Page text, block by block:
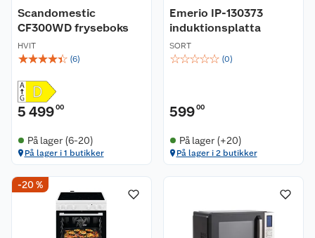
Scandomestic
CF300WD fryseboks
HVIT
☆☆☆☆☆ (6)
5 49900
På lager (6-20)
På lager i 1 butikker
Emerio IP-130373
induktionsplatta
SORT
☆☆☆☆☆ (0)
59900
På lager (+20)
På lager i 2 butikker
-20 %
Kundeservice